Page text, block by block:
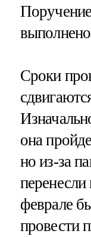
Сроки
она
но из-за
феврале
провести